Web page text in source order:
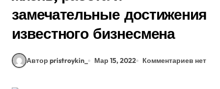
замечательные достижения
известного бизнесмена
Автор pristroykin_ Мар 15, 2022 Комментариев нет